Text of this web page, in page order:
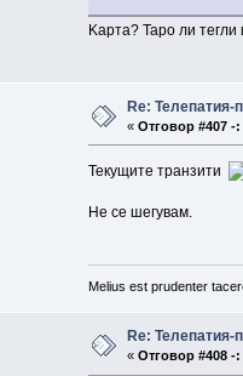
Kарта? Таро ли
Re: Телепатия-
«Отговор #407 -:
Текущите транзити
Не се шегувам.
Melius est prudenter
Re: Телепатия-
«Отговор #408 -: